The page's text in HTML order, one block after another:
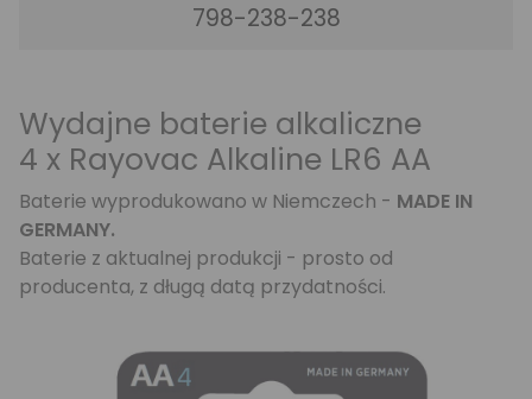
798-238-238
Wydajne baterie alkaliczne
4 x Rayovac Alkaline LR6 AA
Baterie wyprodukowano w Niemczech - MADE IN
GERMANY.
Baterie z aktualnej produkcji - prosto od
producenta, z długą datą przydatności.